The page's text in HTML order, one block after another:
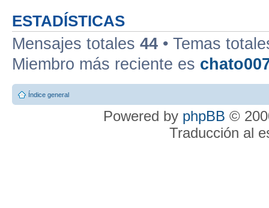
ESTADÍSTICAS
Mensajes totales 44 • Temas
Miembro más reciente es
Índice general
Powered by phpBB ©
Traducción al